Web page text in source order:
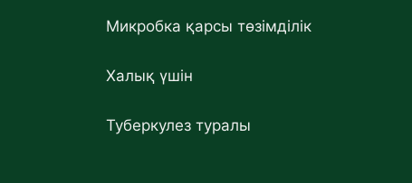
Микробка қарсы төзімділік
Халық үшін
Туберкулез туралы